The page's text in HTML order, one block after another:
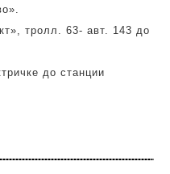
тролл. 63- авт. 143 до
до станции